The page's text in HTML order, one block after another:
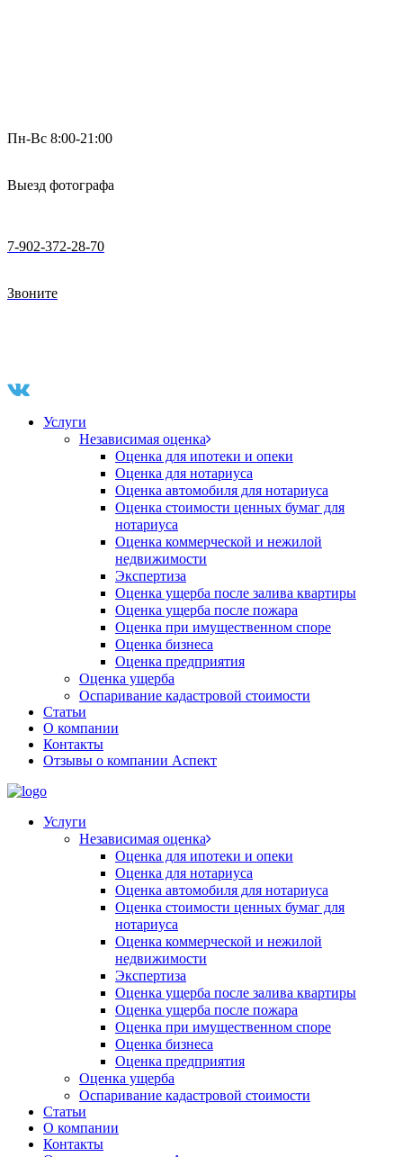
Пн-Вс 8:00-21:00
Выезд фотографа
7-902-372-28-70
Звоните
Услуги
Независимая оценка
Оценка для ипотеки и опеки
Оценка для нотариуса
Оценка автомобиля для нотариуса
Оценка стоимости ценных бумаг для
нотариуса
Оценка коммерческой и нежилой
недвижимости
Экспертиза
Оценка ущерба после залива квартиры
Оценка ущерба после пожара
Оценка при имущественном споре
Оценка бизнеса
Оценка предприятия
Оценка ущерба
Оспаривание кадастровой стоимости
Статьи
О компании
Контакты
Отзывы о компании Аспект
Услуги
Независимая оценка
Оценка для ипотеки и опеки
Оценка для нотариуса
Оценка автомобиля для нотариуса
Оценка стоимости ценных бумаг для
нотариуса
Оценка коммерческой и нежилой
недвижимости
Экспертиза
Оценка ущерба после залива квартиры
Оценка ущерба после пожара
Оценка при имущественном споре
Оценка бизнеса
Оценка предприятия
Оценка ущерба
Оспаривание кадастровой стоимости
Статьи
О компании
Контакты